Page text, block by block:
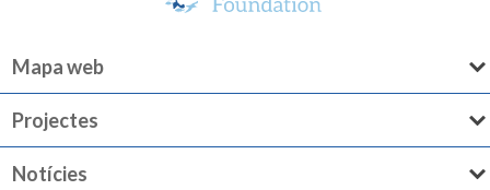
Mapa web
Projectes
Notícies